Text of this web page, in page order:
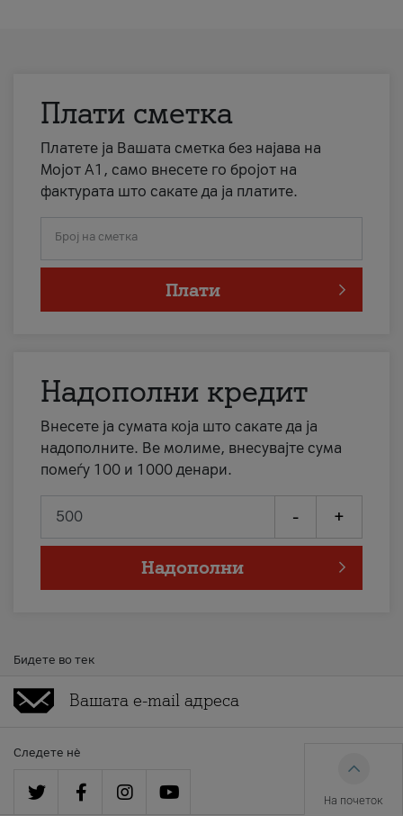
Плати сметка
Платете ја Вашата сметка без најава на
Мојот А1, само внесете го бројот на
фактурата што сакате да ја платите.
Број на сметка
Плати
Надополни кредит
Внесете ја сумата која што сакате да ја
надополните. Ве молиме, внесувајте сума
помеѓу 100 и 1000 денари.
- +
Надополни
Бидете во тек
Следете нè
На почеток